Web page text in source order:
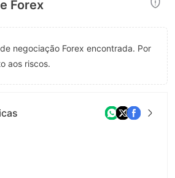
Forex
negociação Forex encontrada. Por
aos riscos.